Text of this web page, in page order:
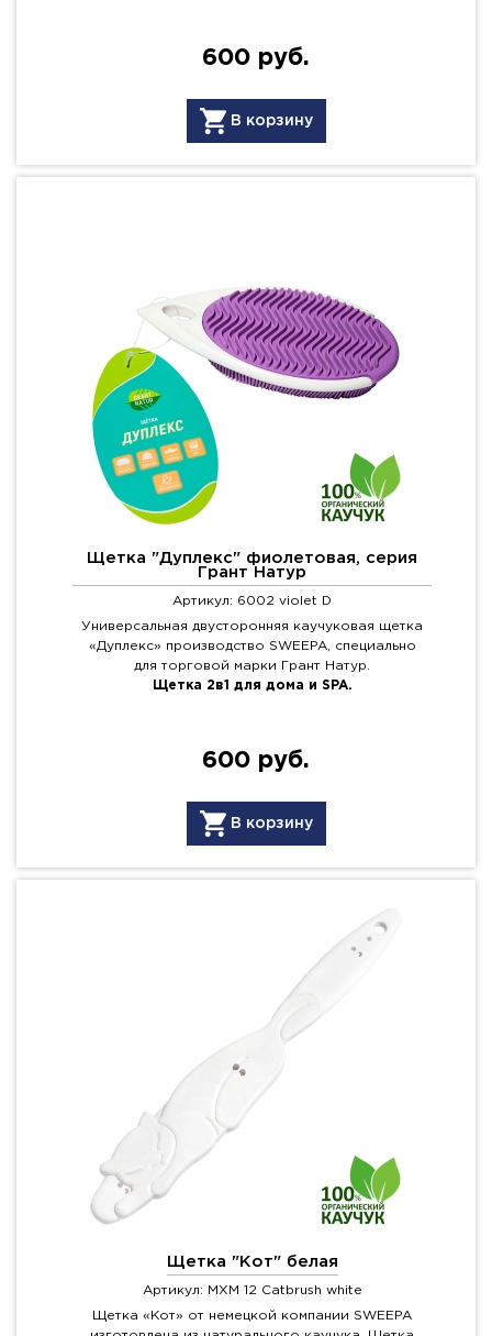
600 руб.
В корзину
Щетка "Дуплекс" фиолетовая, серия
Грант Натур
Артикул: 6002 violet D
Универсальная двусторонняя каучуковая щетка
«Дуплекс» производство SWEEPA, специально
для торговой марки Грант Натур.
Щетка 2в1 для дома и SPA.
600 руб.
В корзину
Щетка "Кот" белая
Артикул: MXM 12 Catbrush white
Щетка «Кот» от немецкой компании SWEEPA